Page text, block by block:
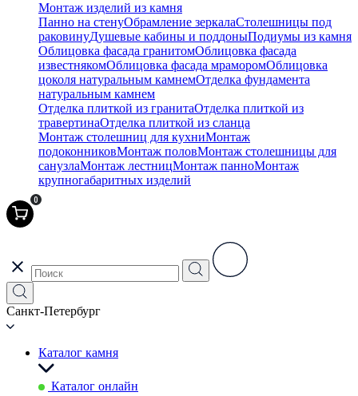
Монтаж изделий из камня
Панно на стенуОбрамление зеркалаСтолешницы под
раковинуДушевые кабины и поддоныПодиумы из камня
Облицовка фасада гранитомОблицовка фасада
известнякомОблицовка фасада мраморомОблицовка
цоколя натуральным камнемОтделка фундамента
натуральным камнем
Отделка плиткой из гранитаОтделка плиткой из
травертинаОтделка плиткой из сланца
Монтаж столешниц для кухниМонтаж
подоконниковМонтаж половМонтаж столешницы для
санузлаМонтаж лестницМонтаж панноМонтаж
крупногабаритных изделий
0
Санкт-Петербург
Каталог камня
Каталог онлайн